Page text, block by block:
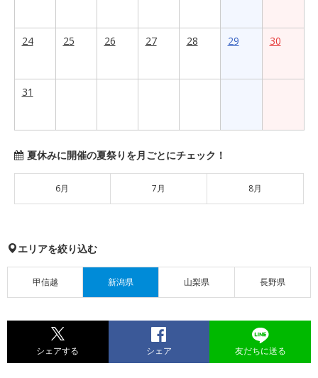
24 25 26 27 28 29 30
31
夏休みに開催の夏祭りを月ごとにチェック！
6月 7月 8月
エリアを絞り込む
甲信越 新潟県 山梨県 長野県
シェアする シェア 友だちに送る